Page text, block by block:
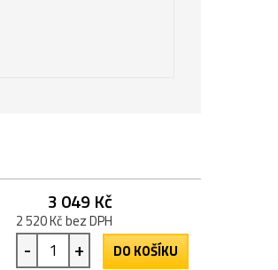
3 049 Kč
2 520 Kč bez DPH
- + DO KOŠÍKU